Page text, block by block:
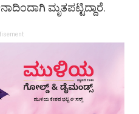
ಮೃತಪಟ್ಟಿದ್ದಾರೆ.